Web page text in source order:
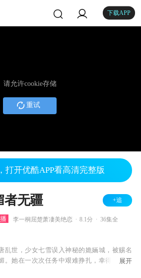
下载APP
请允许cookie存储
重试
打开优酷APP看高清完整版
者无疆 +追
李一桐屈楚萧凄美绝恋 8.1分 36集全
乱世，少女七雪误入神秘的姽婳城，被赐名
。她在一次次任务中艰难挣扎，幸得身世成
展开